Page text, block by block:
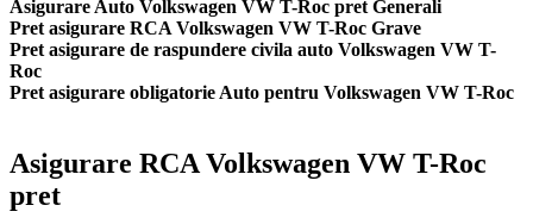
Asigurare Auto Volkswagen VW T-Roc pret Generali
Pret asigurare RCA Volkswagen VW T-Roc Grave
Pret asigurare de raspundere civila auto Volkswagen VW T-
Roc
Pret asigurare obligatorie Auto pentru Volkswagen VW T-Roc
Asigurare RCA Volkswagen VW T-Roc
pret